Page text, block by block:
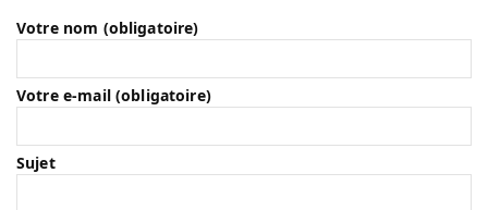
Votre nom (obligatoire)
Votre e-mail (obligatoire)
Sujet